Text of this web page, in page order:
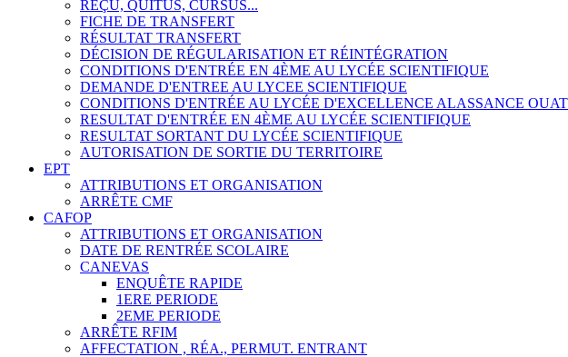
REÇU, QUITUS, CURSUS...
FICHE DE TRANSFERT
RÉSULTAT TRANSFERT
DÉCISION DE RÉGULARISATION ET RÉINTÉGRATION
CONDITIONS D'ENTRÉE EN 4ÈME AU LYCÉE SCIENTIFIQUE
DEMANDE D'ENTREE AU LYCEE SCIENTIFIQUE
CONDITIONS D'ENTRÉE AU LYCÉE D'EXCELLENCE ALASSANCE
RESULTAT D'ENTRÉE EN 4ÈME AU LYCÉE SCIENTIFIQUE
RESULTAT SORTANT DU LYCÉE SCIENTIFIQUE
AUTORISATION DE SORTIE DU TERRITOIRE
EPT
ATTRIBUTIONS ET ORGANISATION
ARRÊTE CMF
CAFOP
ATTRIBUTIONS ET ORGANISATION
DATE DE RENTRÉE SCOLAIRE
CANEVAS
ENQUÊTE RAPIDE
1ERE PERIODE
2EME PERIODE
ARRÊTE RFIM
AFFECTATION , RÉA., PERMUT. ENTRANT